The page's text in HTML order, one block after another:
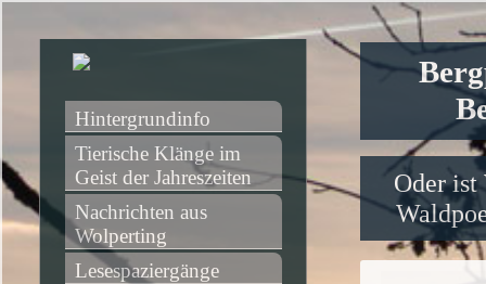
Oder ist
Hintergrundinfo
Tierische Klänge im
Geist der Jahreszeiten
Nachrichten aus
Wolperting
Lesespaziergänge